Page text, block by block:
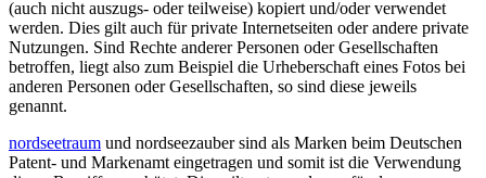
(auch nicht auszugs- oder teilweise) kopiert und/oder verwendet
werden. Dies gilt auch für private Internetseiten oder andere private
Nutzungen. Sind Rechte anderer Personen oder Gesellschaften
betroffen, liegt also zum Beispiel die Urheberschaft eines Fotos bei
anderen Personen oder Gesellschaften, so sind diese jeweils
genannt.
nordseetraum und nordseezauber sind als Marken beim Deutschen
Patent- und Markenamt eingetragen und somit ist die Verwendung